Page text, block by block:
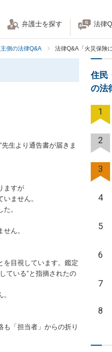
弁護士を探す 法律
側の法律Q&A 法律Q&A「火災保険
生より通告書が届きま
ますが
ません。
。
ん。
を目視しています。鑑定
ている”と指摘されたの
「担当者」からの折り
住民
の法
1
2
3
4
5
6
7
8